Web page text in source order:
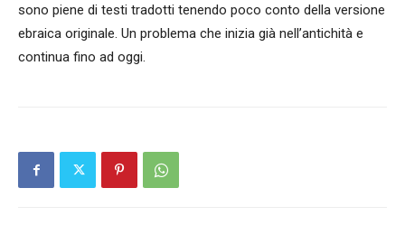
sono piene di testi tradotti tenendo poco conto della versione
ebraica originale. Un problema che inizia già nell’antichità e
continua fino ad oggi.